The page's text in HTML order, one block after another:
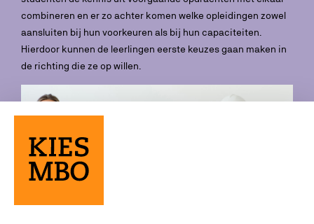
combineren en er zo achter komen welke opleidingen zowel
aansluiten bij hun voorkeuren als bij hun capaciteiten.
Hierdoor kunnen de leerlingen eerste keuzes gaan maken in
de richting die ze op willen.